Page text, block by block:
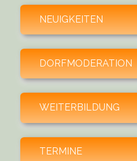
NEUIGKEITEN
DORFMODERATION
WEITERBILDUNG
TERMINE